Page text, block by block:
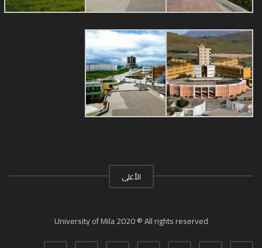
الأعلى
University of Mila 2020 ® All rights reserved